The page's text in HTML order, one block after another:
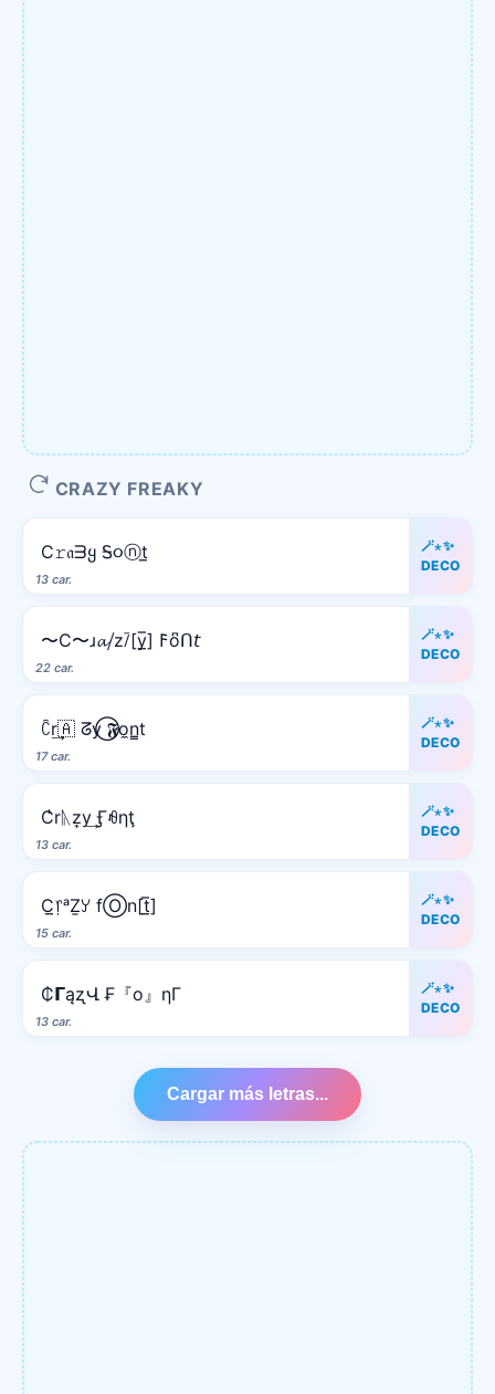
CRAZY FREAKY
13 car.
C𝚛𝔞ᗱყ Ꭶ૦ⓝt̲
🪄⋆✨
DECO
22 car.
〜C〜ɹ𝓪⧸z⧶[y̲̅] 𐌅o͆ᑎ𝘵
🪄⋆✨
DECO
17 car.
ꉓr͢🇦 ᘔy⃝ 𝕱o̼n̳t
🪄⋆✨
DECO
13 car.
C̾rᚣz͎y͢ Ӻꆂηţ
🪄⋆✨
DECO
15 car.
C̲᥅ᵃẔꌦ fⓄn[t̲̅]
🪄⋆✨
DECO
13 car.
₵𝝘ąʐՎ ₣『o』ηΓ
🪄⋆✨
DECO
Cargar más letras...